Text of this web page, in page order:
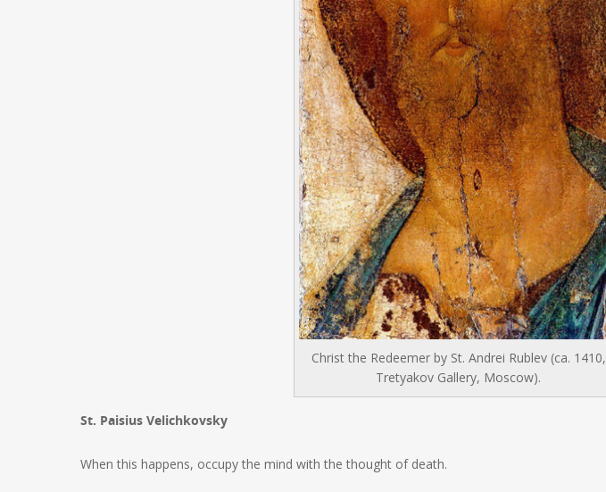
Christ the Redeemer by St. Andrei Rublev (ca. 1410,
Tretyakov Gallery, Moscow).
St. Paisius Velichkovsky
When this happens, occupy the mind with the thought of death.